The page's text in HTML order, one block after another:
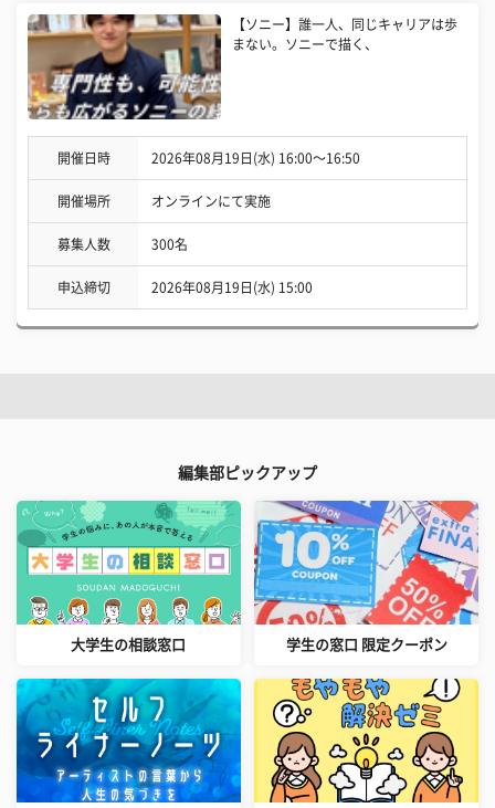
【ソニー】誰一人、同じキャリアは歩
まない。ソニーで描く、
開催日時 2026年08月19日(水) 16:00〜16:50
開催場所 オンラインにて実施
募集人数 300名
申込締切 2026年08月19日(水) 15:00
編集部ピックアップ
大学生の相談窓口 学生の窓口 限定クーポン